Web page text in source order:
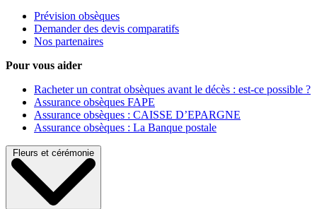
Prévision obsèques
Demander des devis comparatifs
Nos partenaires
Pour vous aider
Racheter un contrat obsèques avant le décès : est-ce possible ?
Assurance obsèques FAPE
Assurance obsèques : CAISSE D’EPARGNE
Assurance obsèques : La Banque postale
Fleurs et cérémonie